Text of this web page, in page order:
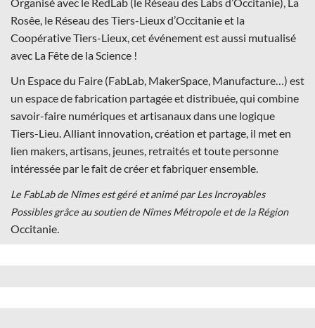
Rosêe, le Réseau des Tiers-Lieux d’Occitanie et la
Coopérative Tiers-Lieux, cet événement est aussi mutualisé
avec La Fête de la Science !
Un Espace du Faire (FabLab, MakerSpace, Manufacture…) est
un espace de fabrication partagée et distribuée, qui combine
savoir-faire numériques et artisanaux dans une logique
Tiers-Lieu. Alliant innovation, création et partage, il met en
lien makers, artisans, jeunes, retraités et toute personne
intéressée par le fait de créer et fabriquer ensemble.
Le FabLab de Nîmes est géré et animé par Les Incroyables
Possibles grâce au soutien de Nîmes Métropole et de la Région
Occitanie.